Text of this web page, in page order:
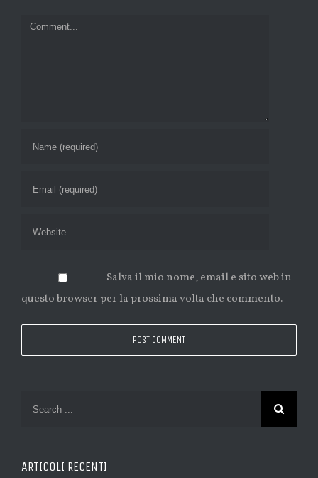
Comment
Salva il mio nome, email e sito web in
questo browser per la prossima volta che commento.
ARTICOLI RECENTI